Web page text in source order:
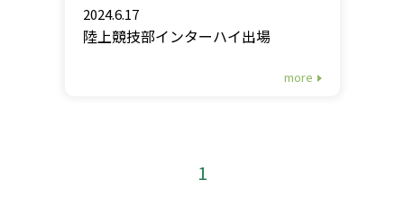
2024.6.17
陸上競技部インターハイ出場
more
1